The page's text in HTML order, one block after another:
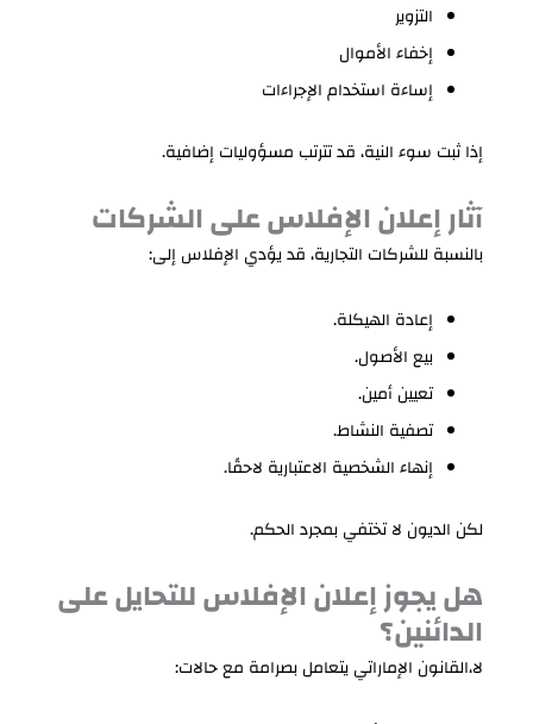
التزوير
إخفاء الأموال
إساءة استخدام الإجراءات
إذا ثبت سوء النية، قد تترتب مسؤوليات إضافية.
آثار إعلان الإفلاس على الشركات
بالنسبة للشركات التجارية، قد يؤدي الإفلاس إلى:
إعادة الهيكلة.
بيع الأصول.
تعيين أمين.
تصفية النشاط.
إنهاء الشخصية الاعتبارية لاحقًا.
لكن الديون لا تختفي بمجرد الحكم.
هل يجوز إعلان الإفلاس للتحايل على
الدائنين؟
لا،القانون الإماراتي يتعامل بصرامة مع حالات: